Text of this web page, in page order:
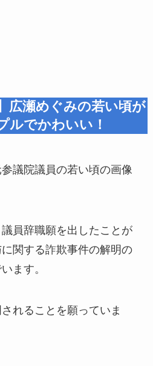
広瀬めぐみの若い頃が
ルでかわいい！
議院議員の若い頃の画像
員辞職願を出したことが
関する詐欺事件の解明の
ます。
れることを願っていま